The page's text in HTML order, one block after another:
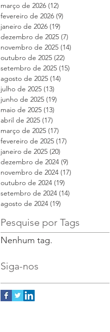
março de 2026 (12)
fevereiro de 2026 (9)
janeiro de 2026 (19)
dezembro de 2025 (7)
novembro de 2025 (14)
outubro de 2025 (22)
setembro de 2025 (15)
agosto de 2025 (14)
julho de 2025 (13)
junho de 2025 (19)
maio de 2025 (13)
abril de 2025 (17)
março de 2025 (17)
fevereiro de 2025 (17)
janeiro de 2025 (20)
dezembro de 2024 (9)
novembro de 2024 (17)
outubro de 2024 (19)
setembro de 2024 (14)
agosto de 2024 (19)
Pesquise por Tags
Nenhum tag.
Siga-nos